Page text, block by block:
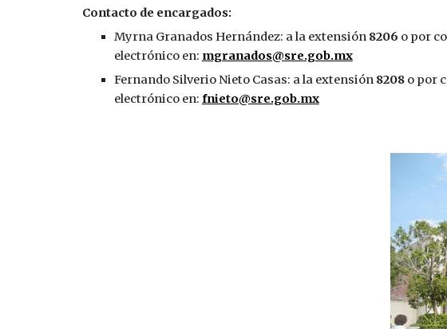
Contacto de encargados:
Myrna Granados Hernández: a la extensión 8206 o por
electrónico en: mgranados@sre.gob.mx
Fernando Silverio Nieto Casas: a la extensión 8208 o por
electrónico en: fnieto@sre.gob.mx